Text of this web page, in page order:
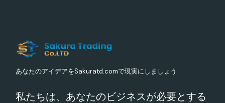
あなたのアイデアをSakuratd.comで現実にしましょう
私たちは、あなたのビジネスが必要とする